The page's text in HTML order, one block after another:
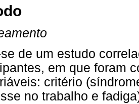
de um estudo
em que foram
critério
no trabalho e